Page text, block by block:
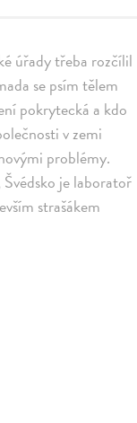
úřady třeba rozčílil
se psím tělem
pokrytecká a kdo
v zemi
problémy.
je laboratoř
strašákem